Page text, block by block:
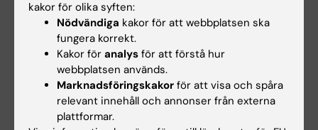
Samipour S; Manshadi MD; Setoodeh P
BOOK CHAPTER:ADVANCES IN CARBON
CAPTURE.2020;p. 431-451
Challenges in industrialization of biological
CO2 capture
Samipour S; Ahmadi A; Manshadi MD;
kakor för olika syften:
Nödvändiga kakor för att webbplatsen ska
fungera korrekt.
Kakor för analys för att förstå hur
webbplatsen används.
Marknadsföringskakor för att visa och spåra
relevant innehåll och annonser från externa
plattformar.